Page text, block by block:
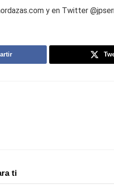
y en Twitter
ti